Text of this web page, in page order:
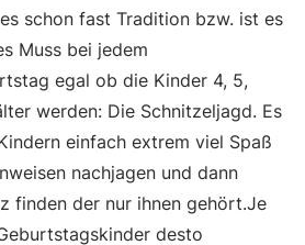
schon fast Tradition bzw. ist es
Muss bei jedem
egal ob die Kinder 4, 5,
werden: Die Schnitzeljagd. Es
einfach extrem viel Spaß
nachjagen und dann
finden der nur ihnen gehört.Je
desto